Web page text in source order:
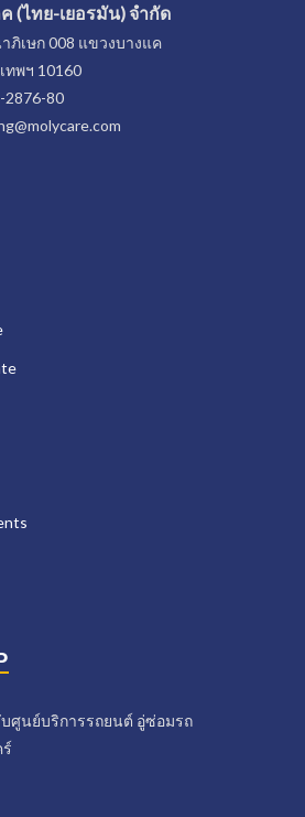
(ไทย-เยอรมัน) จำกัด
ภิเษก 008 แขวงบางแค
ทพฯ 10160
2876-80
ศูนย์บริการรถยนต์ อู่ซ่อมรถ